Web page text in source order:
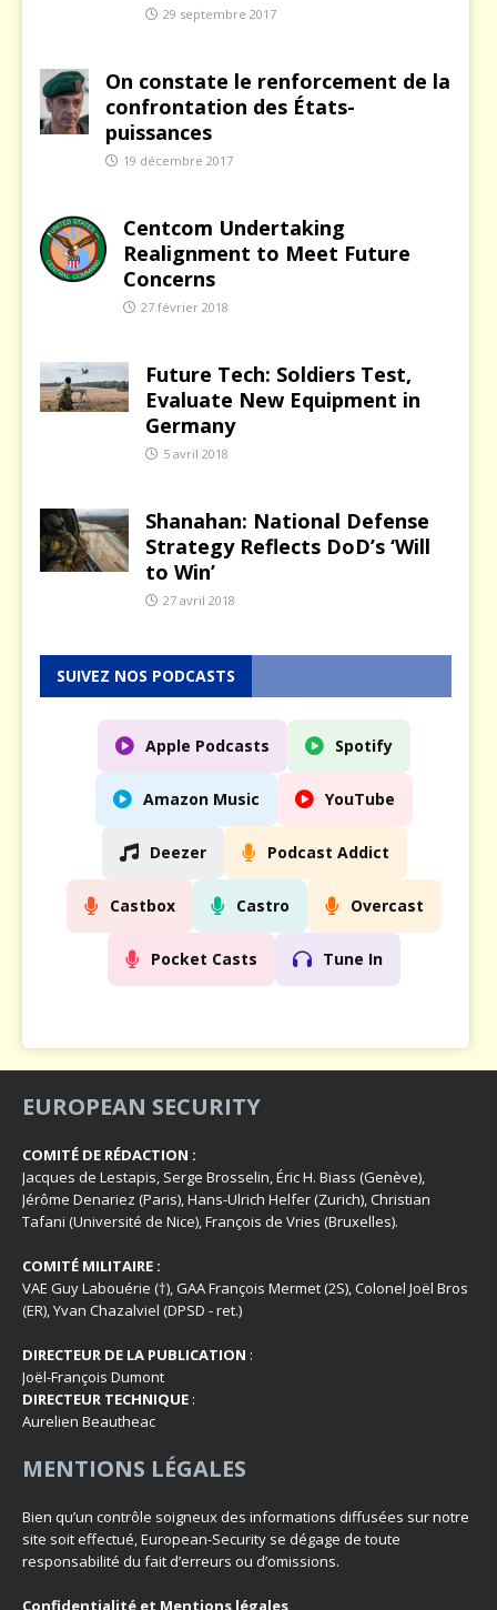
29 septembre 2017
On constate le renforcement de la
confrontation des États-
puissances
19 décembre 2017
Centcom Undertaking
Realignment to Meet Future
Concerns
27 février 2018
Future Tech: Soldiers Test,
Evaluate New Equipment in
Germany
5 avril 2018
Shanahan: National Defense
Strategy Reflects DoD’s ‘Will
to Win’
27 avril 2018
SUIVEZ NOS PODCASTS
Apple Podcasts Spotify
Amazon Music YouTube
Deezer Podcast Addict
Castbox Castro Overcast
Pocket Casts Tune In
EUROPEAN SECURITY
COMITÉ DE RÉDACTION :
Jacques de Lestapis, Serge Brosselin, Éric H. Biass (Genève),
Jérôme Denariez (Paris), Hans-Ulrich Helfer (Zurich), Christian
Tafani (Université de Nice), François de Vries (Bruxelles).
COMITÉ MILITAIRE :
VAE Guy Labouérie (†), GAA François Mermet (2S), Colonel Joël Bros
(ER), Yvan Chazalviel (DPSD - ret.)
DIRECTEUR DE LA PUBLICATION :
Joël-François Dumont
DIRECTEUR TECHNIQUE :
Aurelien Beautheac
MENTIONS LÉGALES
Bien qu’un contrôle soigneux des informations diffusées sur notre
site soit effectué, European-Security se dégage de toute
responsabilité du fait d’erreurs ou d’omissions.
Confidentialité et Mentions légales